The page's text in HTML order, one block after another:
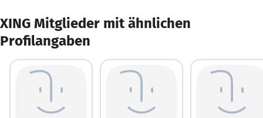
XING Mitglieder mit ähnlichen
Profilangaben